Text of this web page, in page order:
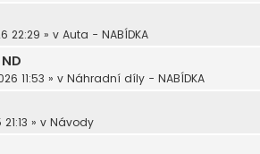
22:29 » v Auta - NABÍDKA
11:53 » v Náhradní díly - NABÍDKA
» v Návody